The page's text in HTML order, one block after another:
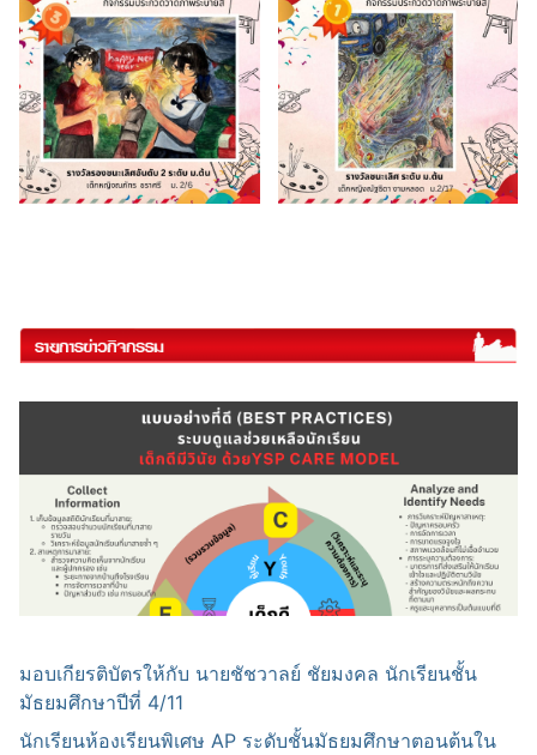
มอบเกียรติบัตรให้กับ นายชัชวาลย์ ชัยมงคล นักเรียนชั้น
มัธยมศึกษาปีที่ 4/11
นักเรียนห้องเรียนพิเศษ AP ระดับชั้นมัธยมศึกษาตอนต้นใน